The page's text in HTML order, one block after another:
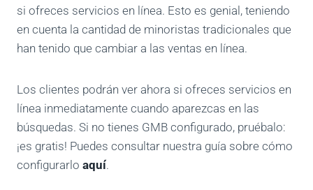
si ofreces servicios en línea. Esto es genial, teniendo
en cuenta la cantidad de minoristas tradicionales que
han tenido que cambiar a las ventas en línea.
Los clientes podrán ver ahora si ofreces servicios en
línea inmediatamente cuando aparezcas en las
búsquedas. Si no tienes GMB configurado, pruébalo:
¡es gratis! Puedes consultar nuestra guía sobre cómo
configurarlo aquí.